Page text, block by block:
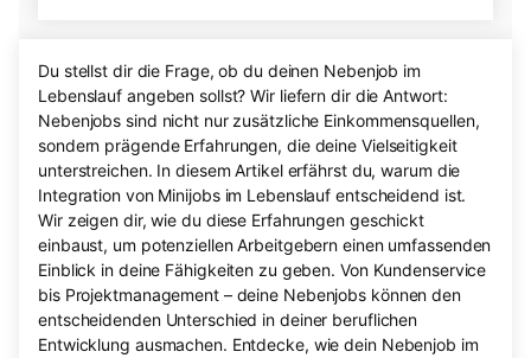
Du stellst dir die Frage, ob du deinen Nebenjob im
Lebenslauf angeben sollst? Wir liefern dir die Antwort:
Nebenjobs sind nicht nur zusätzliche Einkommensquellen,
sondern prägende Erfahrungen, die deine Vielseitigkeit
unterstreichen. In diesem Artikel erfährst du, warum die
Integration von Minijobs im Lebenslauf entscheidend ist.
Wir zeigen dir, wie du diese Erfahrungen geschickt
einbaust, um potenziellen Arbeitgebern einen umfassenden
Einblick in deine Fähigkeiten zu geben. Von Kundenservice
bis Projektmanagement – deine Nebenjobs können den
entscheidenden Unterschied in deiner beruflichen
Entwicklung ausmachen. Entdecke, wie dein Nebenjob im